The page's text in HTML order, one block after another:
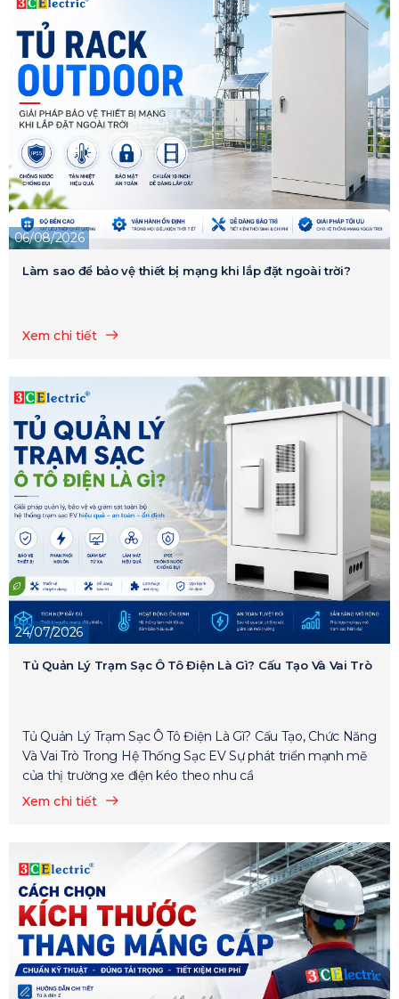
06/08/2026
Làm sao để bảo vệ thiết bị mạng khi lắp đặt ngoài trời?
Xem chi tiết
24/07/2026
Tủ Quản Lý Trạm Sạc Ô Tô Điện Là Gì? Cấu Tạo Và Vai Trò
Tủ Quản Lý Trạm Sạc Ô Tô Điện Là Gì? Cấu Tạo, Chức Năng
Và Vai Trò Trong Hệ Thống Sạc EV Sự phát triển mạnh mẽ
của thị trường xe điện kéo theo nhu cầ
Xem chi tiết